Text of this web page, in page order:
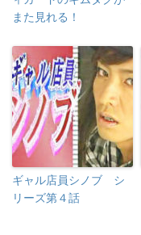
また見れる！
ギャル店員シノブ シ
リーズ第４話